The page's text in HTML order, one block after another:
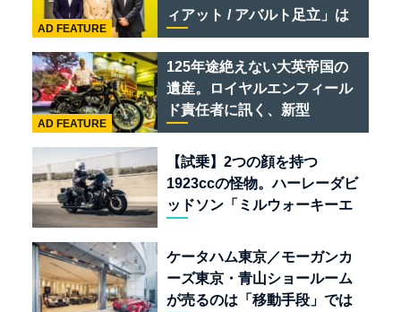
ィアット / アバルト足立」は
クルマのセレクトショップで
ある
AD FEATURE
125年途絶えない大英帝国の
遺産。ロイヤルエンフィール
ド責任者に訊く、新型
「BULLET 650」と“時間の
質”を愛する理由
AD FEATURE
【試乗】2つの顔を持つ
1923ccの怪物。ハーレーダビ
ッドソン「ミルウォーキーエ
ケータハム東京／モーガンカ
ーズ東京・青山ショールーム
が売るのは「移動手段」では